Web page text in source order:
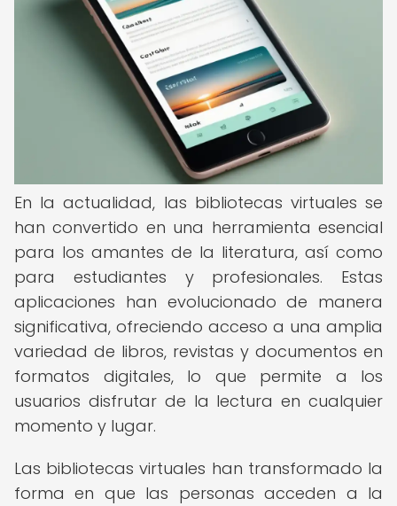
En la actualidad, las bibliotecas virtuales se
han convertido en una herramienta esencial
para los amantes de la literatura, así como
para estudiantes y profesionales. Estas
aplicaciones han evolucionado de manera
significativa, ofreciendo acceso a una amplia
variedad de libros, revistas y documentos en
formatos digitales, lo que permite a los
usuarios disfrutar de la lectura en cualquier
momento y lugar.
Las bibliotecas virtuales han transformado la
forma en que las personas acceden a la